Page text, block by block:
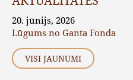
20. jūnijs, 2026
Lūgums no Ganta Fonda
VISI JAUNUMI